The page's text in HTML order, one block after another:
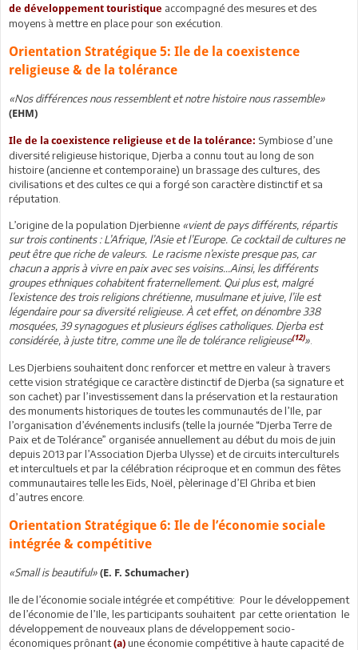
de développement touristique accompagné des mesures et des
moyens à mettre en place pour son exécution.
Orientation Stratégique 5: Ile de la coexistence
religieuse & de la tolérance
«Nos différences nous ressemblent et notre histoire nous rassemble»
(EHM)
Ile de la coexistence religieuse et de la tolérance: Symbiose d’une
diversité religieuse historique, Djerba a connu tout au long de son
histoire (ancienne et contemporaine) un brassage des cultures, des
civilisations et des cultes ce qui a forgé son caractère distinctif et sa
réputation.
L’origine de la population Djerbienne «vient de pays différents, répartis
sur trois continents : L’Afrique, l’Asie et l’Europe. Ce cocktail de cultures ne
peut être que riche de valeurs. Le racisme n’existe presque pas, car
chacun a appris à vivre en paix avec ses voisins...Ainsi, les différents
groupes ethniques cohabitent fraternellement. Qui plus est, malgré
l’existence des trois religions chrétienne, musulmane et juive, l’ile est
légendaire pour sa diversité religieuse. À cet effet, on dénombre 338
mosquées, 39 synagogues et plusieurs églises catholiques. Djerba est
considérée, à juste titre, comme une île de tolérance religieuse(12)»
Les Djerbiens souhaitent donc renforcer et mettre en valeur à travers
cette vision stratégique ce caractère distinctif de Djerba (sa signature et
son cachet) par l’investissement dans la préservation et la restauration
des monuments historiques de toutes les communautés de l’Ile, par
l’organisation d’événements inclusifs (telle la journée “Djerba Terre de
Paix et de Tolérance” organisée annuellement au début du mois de juin
depuis 2013 par l’Association Djerba Ulysse) et de circuits interculturels
et intercultuels et par la célébration réciproque et en commun des fêtes
communautaires telle les Eids, Noël, pèlerinage d’El Ghriba et bien
d’autres encore.
Orientation Stratégique 6: Ile de l’économie sociale
intégrée & compétitive
«Small is beautiful» (E. F. Schumacher)
Ile de l’économie sociale intégrée et compétitive: Pour le développement
de l’économie de l’Ile, les participants souhaitent par cette orientation le
développement de nouveaux plans de développement socio-
économiques prônant(a) une économie compétitive à haute capacité de